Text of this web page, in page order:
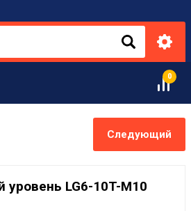
0
Следующий
уровень LG6-10T-M10